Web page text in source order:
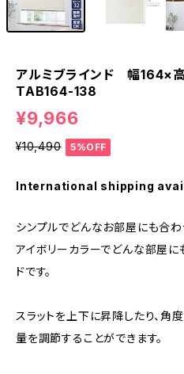
アルミブラインド 幅
TAB164-138
¥9,966
¥10,490 5%OFF
International shipping
シンプルでどんなお部屋にも合わ
アイボリーカラーでどんな部屋に
ドです。
スラットを上下に昇降したり、角
量を調節することができます。